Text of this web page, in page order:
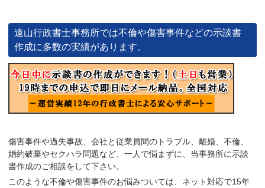
遠山行政書士事務所では不倫や傷害事件などの示談書
作成に多数の実績があります。
傷害事件や過失事故、会社と従業員間のトラブル、離婚、不倫、
婚約破棄やセクハラ問題など、一人で悩まずに、当事務所に示談
書作成のご相談をして下さい。
このような不倫や傷害事件のお悩みついては、ネット対応で15年